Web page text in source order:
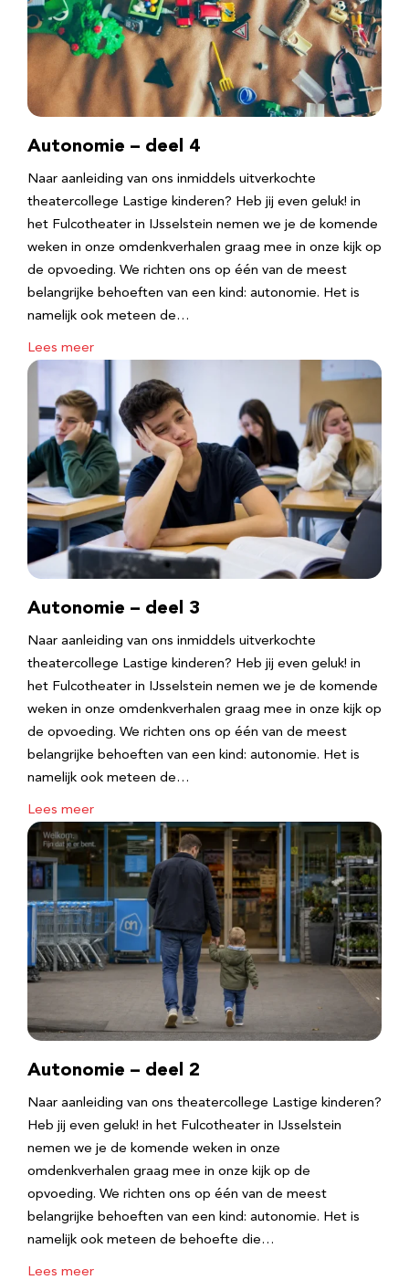
Autonomie – deel 4
Naar aanleiding van ons inmiddels uitverkochte
theatercollege Lastige kinderen? Heb jij even geluk! in
het Fulcotheater in IJsselstein nemen we je de komende
weken in onze omdenkverhalen graag mee in onze kijk op
de opvoeding. We richten ons op één van de meest
belangrijke behoeften van een kind: autonomie. Het is
namelijk ook meteen de…
Lees meer
Autonomie – deel 3
Naar aanleiding van ons inmiddels uitverkochte
theatercollege Lastige kinderen? Heb jij even geluk! in
het Fulcotheater in IJsselstein nemen we je de komende
weken in onze omdenkverhalen graag mee in onze kijk op
de opvoeding. We richten ons op één van de meest
belangrijke behoeften van een kind: autonomie. Het is
namelijk ook meteen de…
Lees meer
Autonomie – deel 2
Naar aanleiding van ons theatercollege Lastige kinderen?
Heb jij even geluk! in het Fulcotheater in IJsselstein
nemen we je de komende weken in onze
omdenkverhalen graag mee in onze kijk op de
opvoeding. We richten ons op één van de meest
belangrijke behoeften van een kind: autonomie. Het is
namelijk ook meteen de behoefte die…
Lees meer